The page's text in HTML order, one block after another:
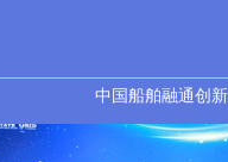
中国船舶融通创